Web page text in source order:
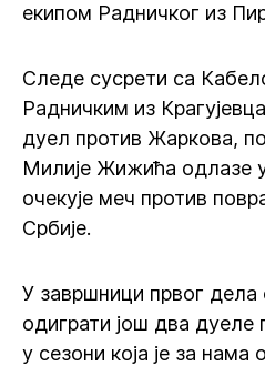
екипом Радничког из
Следе сусрети са
Радничким из
дуел против Жаркова,
Милије Жижића одлазе
очекује меч против
Србије.
У завршници првог дела
одиграти још два дуеле
у сезони која је за